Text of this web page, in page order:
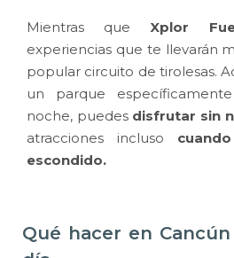
Mientras queXplor
experiencias que te llevarán
popular circuito de tirolesas.
un parque
noche, puedes disfrutar sin
atracciones incluso
escondido.
Qué hacer en